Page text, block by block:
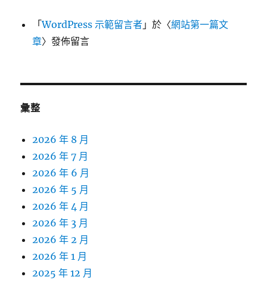
「WordPress 示範留言者 」於〈網站第一篇文
章〉發佈留言
彙整
2026 年 8 月
2026 年 7 月
2026 年 6 月
2026 年 5 月
2026 年 4 月
2026 年 3 月
2026 年 2 月
2026 年 1 月
2025 年 12 月